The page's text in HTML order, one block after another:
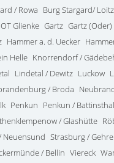
/ Rowa Burg Stargard/ Loitz
Glienke Gartz Gartz (Oder)
Hammer a. d. Uecker
Helle Knorrendorf /
Lindetal / Dewitz Luckow
/ Broda
Penkun Penkun / Battinsthal
/ Glashütte
Neuensund Strasburg /
/ Bellin Viereck